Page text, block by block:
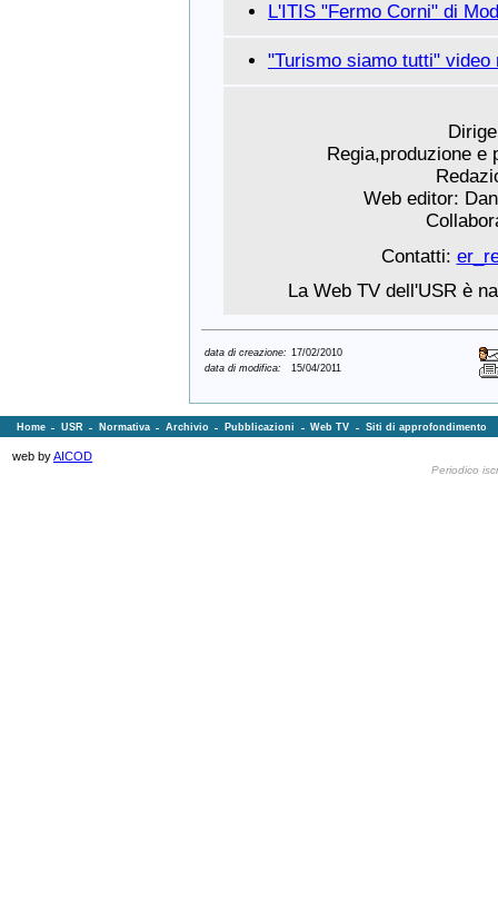
L'ITIS "Fermo Corni" di
"Turismo siamo tutti"
Regia,produzione e
Web editor:
Contatti:
La Web TV dell'USR è
data di creazione: 17/02/2010
data di modifica:
15/04/2011
Home USR Normativa Archivio Pubblicazioni Web TV Siti di approfondimento
web byAICOD
Periodico